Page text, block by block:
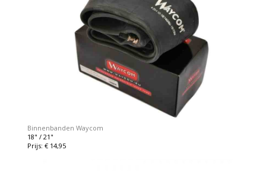
Binnenbanden Waycom
18" / 21"
Prijs: € 14,95